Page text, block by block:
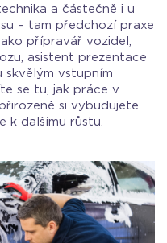
a částečně i u
– tam předchozí praxe
přípravář vozidel,
asistent prezentace
vstupním
se tu, jak práce v
si vybudujete
k dalšímu růstu.